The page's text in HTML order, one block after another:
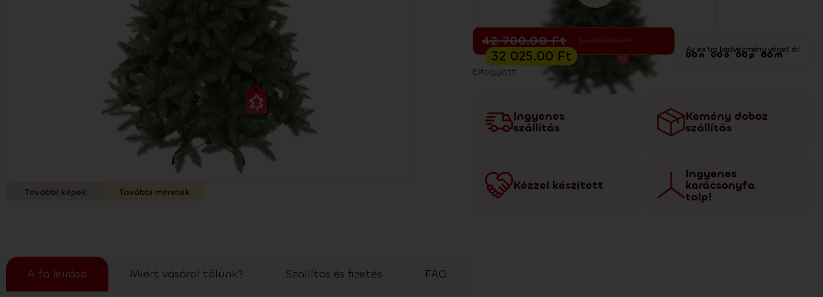
További képek További méretek
32 025.00 Ft
42 700.00Ft
Az extra kedvezmény véget ér:
00n 00ó 00p 00m
Elfogyott
Ingyenes
szállítás
Kemény doboz
szállítás
Kézzel készített
Ingyenes
karácsonyfa
talp!
A fa leírása Miért vásárol tőlünk? Szállítas és fizetés FAQ